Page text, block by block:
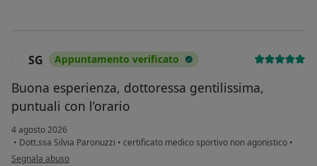
SG Appuntamento verificato
Buona esperienza, dottoressa gentilissima,
puntuali con l’orario
4 agosto 2026
• Dott.ssa Silvia Paronuzzi • certificato medico sportivo non agonistico •
secondo l'opinione dell'utente SG
Segnala abuso